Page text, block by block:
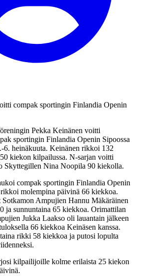
compak sportingin Finlandia Openin
Pekka Keinänen voitti
sportingin Finlandia Openin Sipoossa
6. heinäkuuta. Keinänen rikkoi 132
kiekon kilpailussa. N-sarjan voitti
Skyttegillen Nina Noopila 90 kiekolla.
compak sportingin Finlandia Openin
rikkoi molempina päivinä 66 kiekkoa.
Ampujien Hannu Mäkäräinen
ja sunnuntaina 65 kiekkoa. Orimattilan
Jukka Laakso oli lauantain jälkeen
66 kiekkoa Keinäsen kanssa.
rikki 58 kiekkoa ja putosi lopulta
kilpailijoille kolme erilaista 25 kiekon